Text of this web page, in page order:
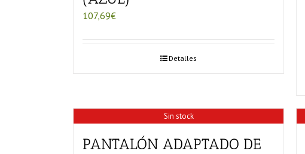
107,69€
Detalles
Sin stock
PANTALÓN ADAPTADO DE